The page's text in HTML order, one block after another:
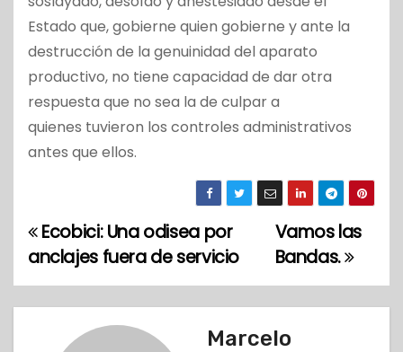
Estado que, gobierne quien gobierne y ante la
destrucción de la genuinidad del aparato
productivo, no tiene capacidad de dar otra
respuesta que no sea la de culpar a
quienes tuvieron los controles administrativos
antes que ellos.
N
a
v
Vamos las
Bandas.
Ecobici: Una odisea por
anclajes fuera de servicio
Marcelo